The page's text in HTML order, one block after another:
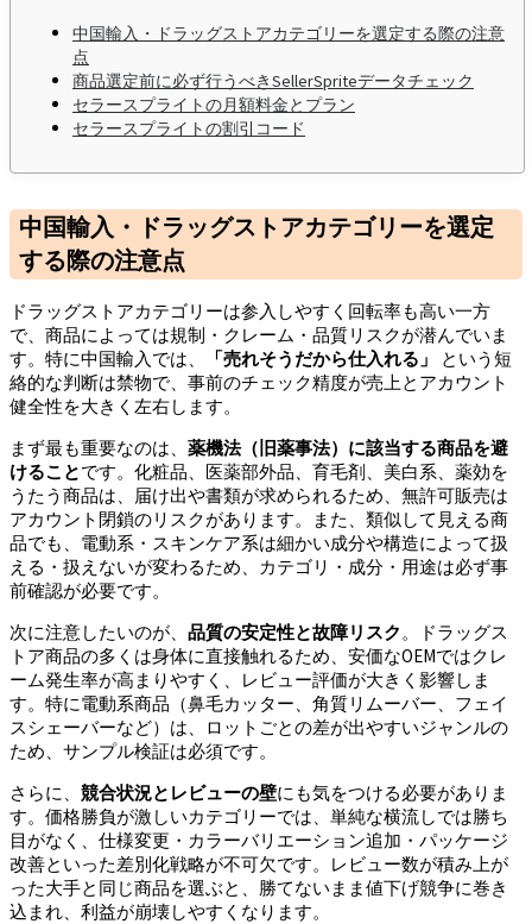
中国輸入・ドラッグストアカテゴリーを選定する際の注意
点
商品選定前に必ず行うべきSellerSpriteデータチェック
セラースプライトの月額料金とプラン
セラースプライトの割引コード
中国輸入・ドラッグストアカテゴリーを選定
する際の注意点
ドラッグストアカテゴリーは参入しやすく回転率も高い一方
で、商品によっては規制・クレーム・品質リスクが潜んでいま
す。特に中国輸入では、
「売れそうだから仕入れる」
という短
絡的な判断は禁物で、事前のチェック精度が売上とアカウント
健全性を大きく左右します。
まず最も重要なのは、 薬機法（旧薬事法）に該当する商品を避
けることです。化粧品、医薬部外品、育毛剤、美白系、薬効を
うたう商品は、届け出や書類が求められるため、無許可販売は
アカウント閉鎖のリスクがあります。また、類似して見える商
品でも、電動系・スキンケア系は細かい成分や構造によって扱
える・扱えないが変わるため、カテゴリ・成分・用途は必ず事
前確認が必要です。
次に注意したいのが、 品質の安定性と故障リスク 。ドラッグス
トア商品の多くは身体に直接触れるため、安価なOEMではクレ
ーム発生率が高まりやすく、レビュー評価が大きく影響しま
す。特に電動系商品（鼻毛カッター、角質リムーバー、フェイ
スシェーバーなど）は、ロットごとの差が出やすいジャンルの
ため、サンプル検証は必須です。
さらに、 競合状況とレビューの壁にも気をつける必要がありま
す。価格勝負が激しいカテゴリーでは、単純な横流しでは勝ち
目がなく、仕様変更・カラーバリエーション追加・パッケージ
改善といった差別化戦略が不可欠です。レビュー数が積み上が
った大手と同じ商品を選ぶと、勝てないまま値下げ競争に巻き
込まれ、利益が崩壊しやすくなります。